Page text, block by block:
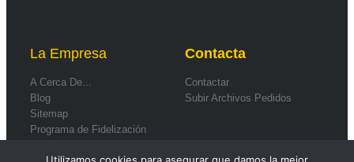
La Empresa
A Cerca De...
Blog
Sitemap
Programa de Fidelización
Contacta
Contactar
Subir Archivos Pedidos